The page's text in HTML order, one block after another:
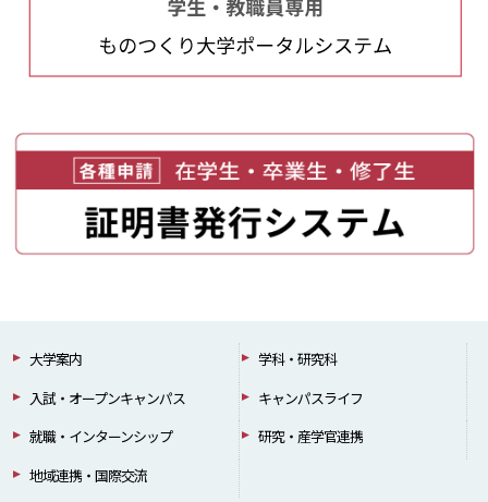
大学案内
学科・研究科
入試・オープンキャンパス
キャンパスライフ
就職・インターンシップ
研究・産学官連携
地域連携・国際交流